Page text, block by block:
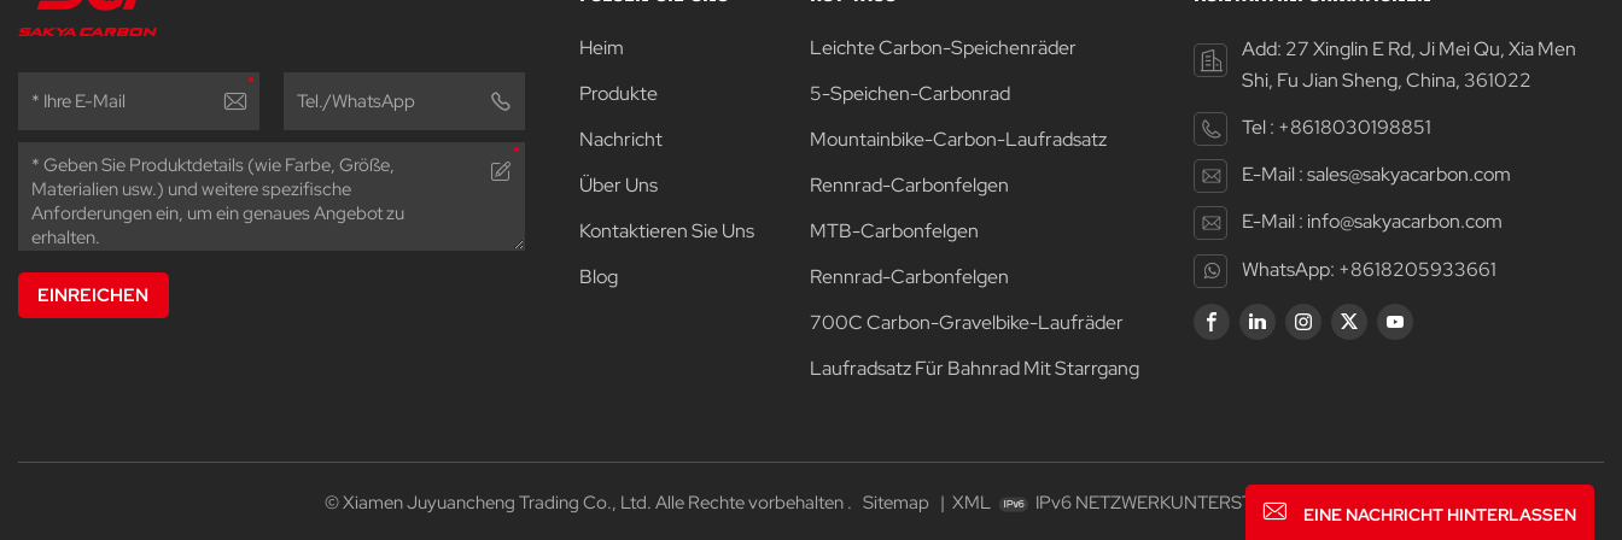
EINREICHEN
Heim
Produkte
Nachricht
Über Uns
Kontaktieren Sie Uns
Blog
Leichte Carbon-Speichenräder
5-Speichen-Carbonrad
Mountainbike-Carbon-Laufradsatz
Rennrad-Carbonfelgen
MTB-Carbonfelgen
Rennrad-Carbonfelgen
700C Carbon-Gravelbike-Laufräder
Laufradsatz Für Bahnrad Mit Starrgang
Add: 27 Xinglin E Rd, Ji Mei Qu, Xia Men
Shi, Fu Jian Sheng, China, 361022
Tel : +8618030198851
E-Mail :sales@sakyacarbon.com
E-Mail : info@sakyacarbon.com
WhatsApp: +8618205933661
© Xiamen Juyuancheng Trading Co., Ltd. Alle Rechte vorbehalten . Sitemap | XML IPv6 NETZWERKUNTERSTÜTZT
EINE NACHRICHT HINTERLASSEN